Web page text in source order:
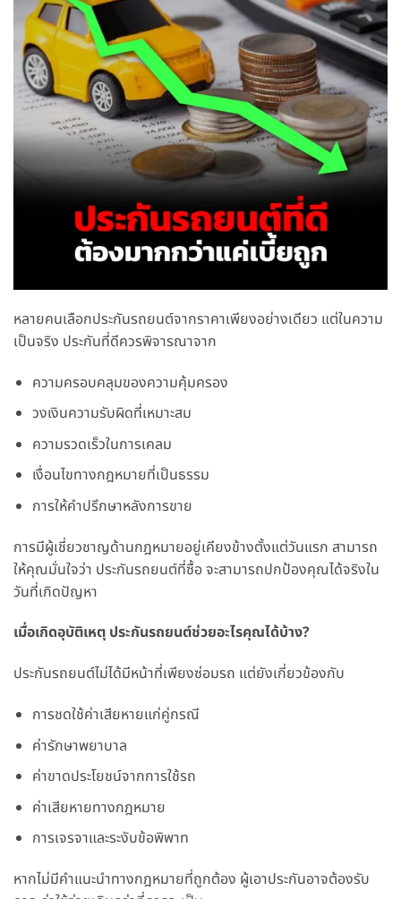
หลายคนเลือกประกันรถยนต์จากราคาเพียงอย่างเดียว แต่ในความ
เป็นจริง ประกันที่ดีควรพิจารณาจาก
ความครอบคลุมของความคุ้มครอง
วงเงินความรับผิดที่เหมาะสม
ความรวดเร็วในการเคลม
เงื่อนไขทางกฎหมายที่เป็นธรรม
การให้คำปรึกษาหลังการขาย
การมีผู้เชี่ยวชาญด้านกฎหมายอยู่เคียงข้างตั้งแต่วันแรก สามารถ
ให้คุณมั่นใจว่า ประกันรถยนต์ที่ซื้อ จะสามารถปกป้องคุณได้จริงใน
วันที่เกิดปัญหา
เมื่อเกิดอุบัติเหตุ ประกันรถยนต์ช่วยอะไรคุณได้บ้าง?
ประกันรถยนต์ไม่ได้มีหน้าที่เพียงซ่อมรถ แต่ยังเกี่ยวข้องกับ
การชดใช้ค่าเสียหายแก่คู่กรณี
ค่ารักษาพยาบาล
ค่าขาดประโยชน์จากการใช้รถ
ค่าเสียหายทางกฎหมาย
การเจรจาและระงับข้อพิพาท
หากไม่มีคำแนะนำทางกฎหมายที่ถูกต้อง ผู้เอาประกันอาจต้องรับ